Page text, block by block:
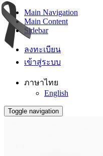
Main Navigation
Main Content
Sidebar
ลงทะเบียน
เข้าสู่ระบบ
ภาษาไทย
English
Toggle navigation